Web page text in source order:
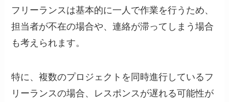
フリーランスは基本的に一人で作業を行うため、
担当者が不在の場合や、連絡が滞ってしまう場合
も考えられます。
特に、複数のプロジェクトを同時進行しているフ
リーランスの場合、レスポンスが遅れる可能性が